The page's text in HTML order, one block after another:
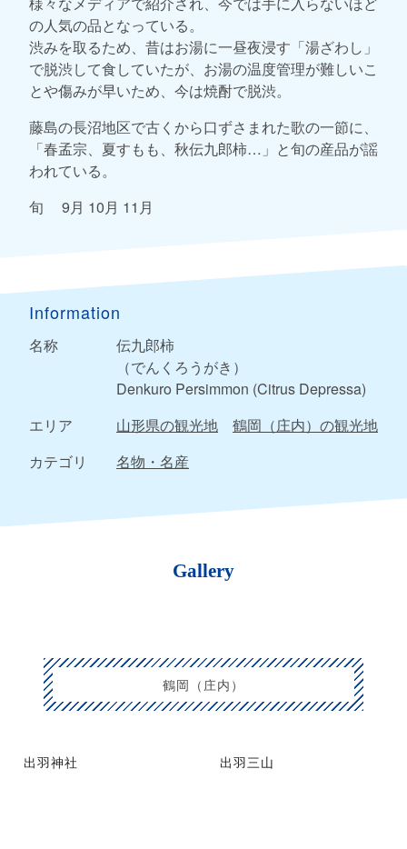
の人気の品となっている。
渋みを取るため、昔はお湯に一昼夜浸す「湯ざわし」
で脱渋して食していたが、お湯の温度管理が難しいこ
とや傷みが早いため、今は焼酎で脱渋。
藤島の長沼地区で古くから口ずさまれた歌の一節に、
「春孟宗、夏すもも、秋伝九郎柿…」と旬の産品が謡
われている。
旬 9月 10月 11月
Information
名称
伝九郎柿
（でんくろうがき）
Denkuro Persimmon (Citrus Depressa)
エリア
山形県の観光地
鶴岡（庄内）の観光地
カテゴリ
名物・名産
Gallery
鶴岡（庄内）
出羽神社 出羽三山